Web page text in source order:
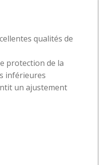
qualités de
protection de la
inférieures
un ajustement